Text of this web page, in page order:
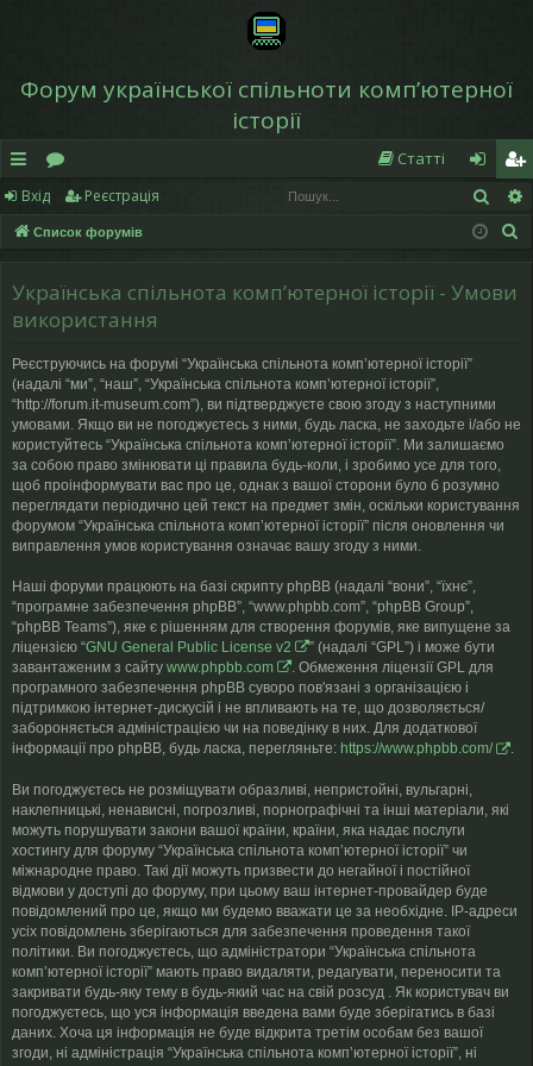
Форум української спільноти компʼютерної
історії
в
и
и
й
д
ос
ту
п
о
ру
и
Статті
хі
д
еє
ст
Вхід Реєстрація
Список форумів
Українська спільнота компʼютерної історії - Умови
використання
Реєструючись на форумі “Українська спільнота компʼютерної історії”
(надалі “ми”, “наш”, “Українська спільнота компʼютерної історії”,
“http://forum.it-museum.com”), ви підтверджуєте свою згоду з наступними
умовами. Якщо ви не погоджуєтесь з ними, будь ласка, не заходьте і/або не
користуйтесь “Українська спільнота компʼютерної історії”. Ми залишаємо
за собою право змінювати ці правила будь-коли, і зробимо усе для того,
щоб проінформувати вас про це, однак з вашої сторони було б розумно
переглядати періодично цей текст на предмет змін, оскільки користування
форумом “Українська спільнота компʼютерної історії” після оновлення чи
виправлення умов користування означає вашу згоду з ними.
Наші форуми працюють на базі скрипту phpBB (надалі “вони”, “їхнє”,
“програмне забезпечення phpBB”, “www.phpbb.com”, “phpBB Group”,
“phpBB Teams”), яке є рішенням для створення форумів, яке випущене за
ліцензією “GNU General Public License v2
” (надалі “GPL”) і може бути
завантаженим з сайту www.phpbb.com
. Обмеження ліцензії GPL для
програмного забезпечення phpBB суворо пов'язані з організацією і
підтримкою інтернет-дискусій і не впливають на те, що дозволяється/
забороняється адміністрацією чи на поведінку в них. Для додаткової
інформації про phpBB, будь ласка, перегляньте: https://www.phpbb.com/ .
Ви погоджуєтесь не розміщувати образливі, непристойні, вульгарні,
наклепницькі, ненависні, погрозливі, порнографічні та інші матеріали, які
можуть порушувати закони вашої країни, країни, яка надає послуги
хостингу для форуму “Українська спільнота компʼютерної історії” чи
міжнародне право. Такі дії можуть призвести до негайної і постійної
відмови у доступі до форуму, при цьому ваш інтернет-провайдер буде
повідомлений про це, якщо ми будемо вважати це за необхідне. IP-адреси
усіх повідомлень зберігаються для забезпечення проведення такої
політики. Ви погоджуєтесь, що адміністратори “Українська спільнота
компʼютерної історії” мають право видаляти, редагувати, переносити та
закривати будь-яку тему в будь-який час на свій розсуд . Як користувач ви
погоджуєтесь, що уся інформація введена вами буде зберігатись в базі
даних. Хоча ця інформація не буде відкрита третім особам без вашої
згоди, ні адміністрація “Українська спільнота компʼютерної історії”, ні